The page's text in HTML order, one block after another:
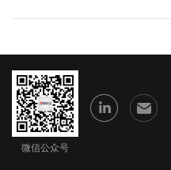
微信公众号